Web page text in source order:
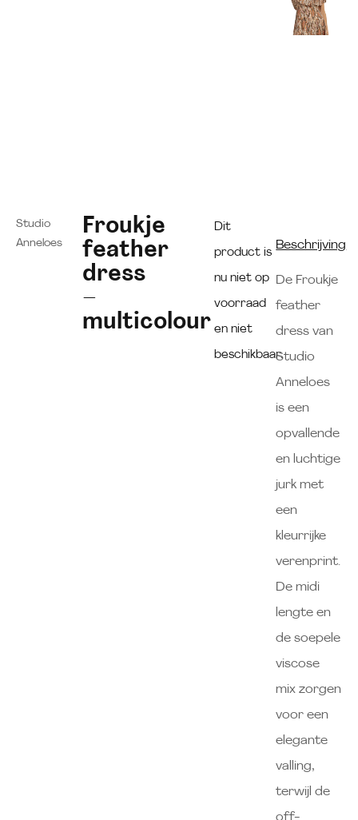
Studio
Anneloes
Froukje
feather
dress
–
multicolour
Dit
product is
nu niet op
voorraad
en niet
beschikbaar.
Beschrijving
De Froukje
feather
dress van
Studio
Anneloes
is een
opvallende
en luchtige
jurk met
een
kleurrijke
verenprint.
De midi
lengte en
de soepele
viscose
mix zorgen
voor een
elegante
valling,
terwijl de
off-